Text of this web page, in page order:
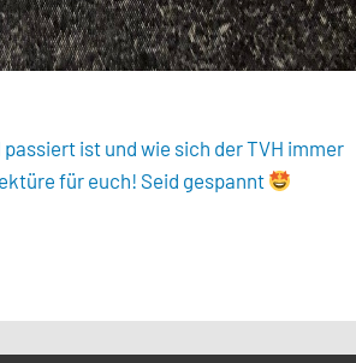
ist und wie sich der TVH immer
für euch! Seid gespannt